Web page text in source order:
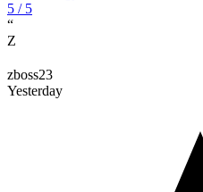
5 / 5
“
Z
zboss23
Yesterday